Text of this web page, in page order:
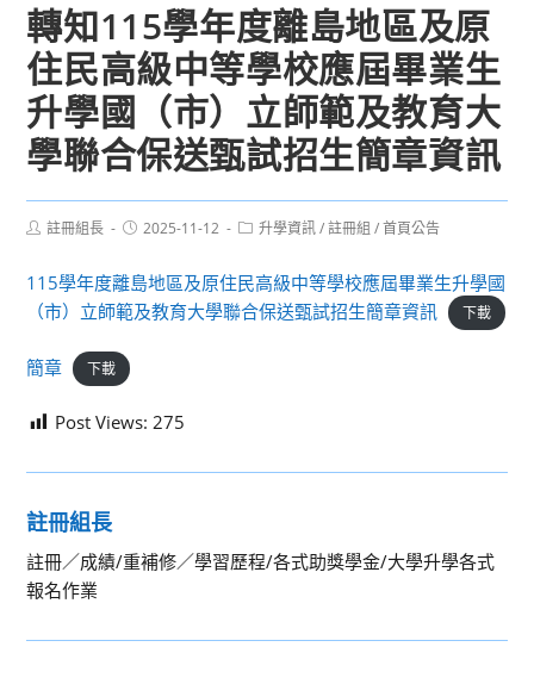
轉知115學年度離島地區及原
住民高級中等學校應屆畢業生
升學國（市）立師範及教育大
學聯合保送甄試招生簡章資訊
Post註冊組長
Post2025-11-12
Post升學資訊 / 註冊組 / 首頁公告
115學年度離島地區及原住民高級中等學校應屆畢業生升學國
（市）立師範及教育大學聯合保送甄試招生簡章資訊
下載
簡章 下載
Post Views: 275
註冊組長
註冊／成績/重補修／學習歷程/各式助獎學金/大學升學各式
報名作業